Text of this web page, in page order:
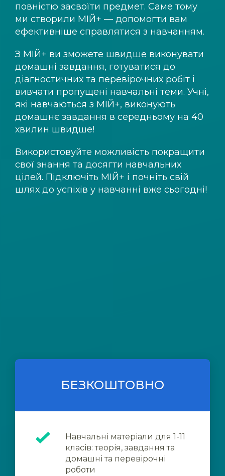
повністю засвоїти предмет. Саме тому
ми створили МІЙ+ — допомогти вам
ефективніше справлятися з навчанням.
З МІЙ+ ви зможете швидше виконувати
домашні завдання, готуватися до
діагностичних та перевірочних робіт і
вивчати пропущені навчальні теми. Учні,
які навчаються з МІЙ+, виконують
домашнє завдання в середньому на 40
хвилин швидше!
Використовуйте можливість покращити
свої знання та досягти навчальних
цілей. Підключіть МІЙ+ і почніть свій
шлях до успіхів у навчанні вже сьогодні!
БЕЗКОШТОВНО
Навчальні матеріали для 1-11
класів: теорія, завдання та
домашні та перевірочні
роботи